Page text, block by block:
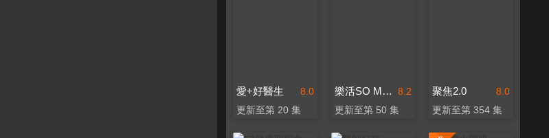
8.0
愛+好醫生
更新至第 20 集
8.2
樂活SO MUCH
更新至第 50 集
8.0
聚焦2.0
更新至第 354 集